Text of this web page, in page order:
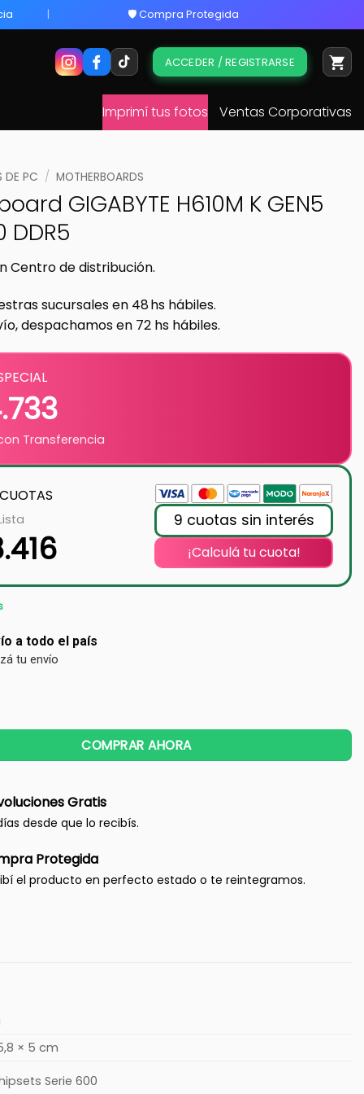
🛡️ Compra Protegida
ACCEDER / REGISTRARSE
Imprimí tus fotos Ventas Corporativas
DE PC / MOTHERBOARDS
GIGABYTE H610M K GEN5
DDR5
Centro de distribución.
sucursales en 48 hs hábiles.
despachamos en 72 hs hábiles.
Transferencia
9 cuotas sin interés
¡Calculá tu cuota!
a todo el país
tu envío
COMPRAR AHORA
Gratis
desde que lo recibís.
Protegida
el producto en perfecto estado o te reintegramos.
× 5 cm
Serie 600